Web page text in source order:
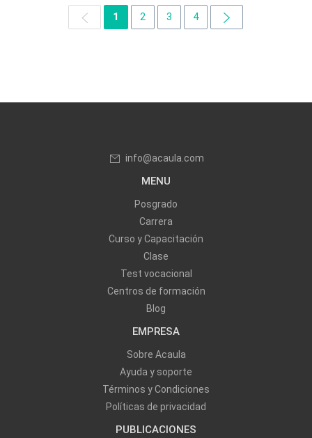
1 2 3 4
info@acaula.com
MENU
Posgrado
Carrera
Curso y Capacitación
Clase
Test vocacional
Centros de formación
Blog
EMPRESA
Sobre Acaula
Ayuda y soporte
Términos y Condiciones
Políticas de privacidad
PUBLICACIONES